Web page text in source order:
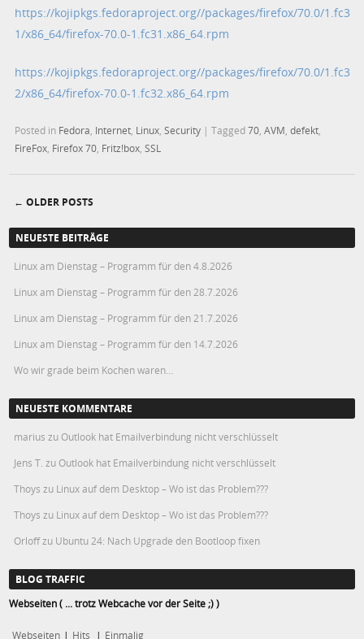
https://kojipkgs.fedoraproject.org//packages/firefox/70.0/1.fc3
1/x86_64/firefox-70.0-1.fc31.x86_64.rpm
https://kojipkgs.fedoraproject.org//packages/firefox/70.0/1.fc3
2/x86_64/firefox-70.0-1.fc32.x86_64.rpm
Posted in Fedora Internet Linux ,Security |Tagged70 ,AVM ,defekt
FireFox Firefox 70 Fritz!box ,SSL
Post navigation
← OLDER POSTS
NEUESTE BEITRÄGE
Linux am Dienstag – Programm für den 4.8.2026
Linux am Dienstag – Programm für den 28.7.2026
Linux am Dienstag – Programm für den 21.7.2026
Linux am Dienstag – Programm für den 14.7.2026
Wo wir grade beim Kochen waren…
NEUESTE KOMMENTARE
marius zu Outlook hat Emailverbindung nicht verschlüsselt
Jens T. zu Outlook hat Emailverbindung nicht verschlüsselt
Thoys zu Linux auf dem Desktop – Wo ist das Problem???
Thoys zu Linux auf dem Desktop – Wo ist das Problem???
Orloffzu Ubuntu 24: Nach Upgrade den Bootloop fixen
BLOG TRAFFIC
Webseiten ( ... trotz Webcache vor der Seite ;) )
Webseiten | Hits | Einmalig